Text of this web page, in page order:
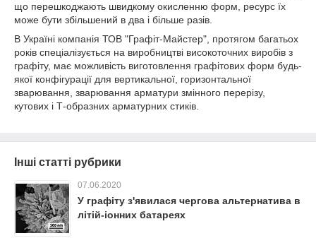
що перешкоджають швидкому окисленню форм, ресурс їх
може бути збільшений в два і більше разів.
В Україні компанія ТОВ "Графіт-Майстер", протягом багатьох
років спеціалізується на виробництві високоточних виробів з
графіту, має можливість виготовлення графітових форм будь-
якої конфігурації для вертикальної, горизонтальної
зварювання, зварювання арматури змінного перерізу,
кутових і Т-образних арматурних стиків.
Інші статті рубрики
07.06.2020
У графіту з'явилася чергова альтернатива в
літій-іонних батареях